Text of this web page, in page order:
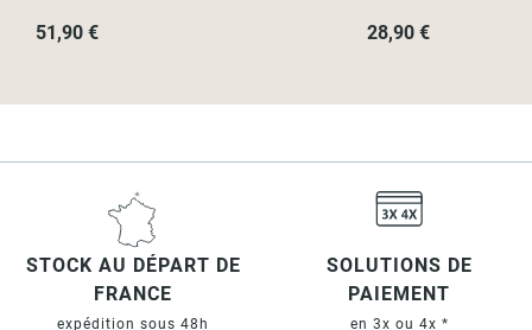
51,90 € 28,90 €
STOCK AU DÉPART DE
FRANCE
expédition sous 48h
SOLUTIONS DE
PAIEMENT
en 3x ou 4x *